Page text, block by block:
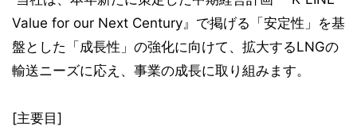
Value for our Next Century』で掲げる「安定性」を基
盤とした「成長性」の強化に向けて、拡大するLNGの
輸送ニーズに応え、事業の成長に取り組みます。
[主要目]